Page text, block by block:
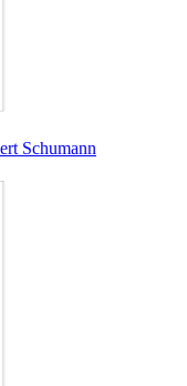
Schumann